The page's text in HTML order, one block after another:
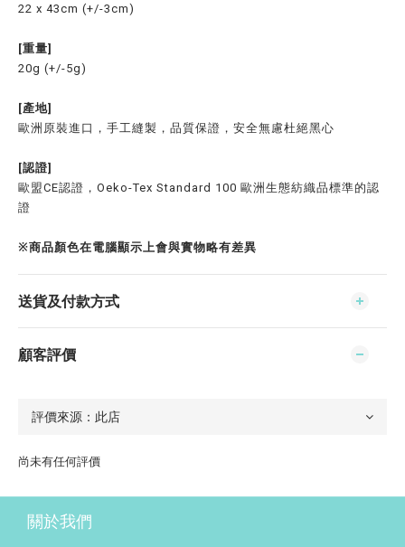
22 x 43cm (+/-3cm)
[重量]
20g (+/-5g)
[產地]
歐洲原裝進口，手工縫製，品質保證，安全無慮杜絕黑心
[認證]
歐盟CE認證，Oeko-Tex Standard 100 歐洲生態紡織品標準的認
證
※商品顏色在電腦顯示上會與實物略有差異
送貨及付款方式
顧客評價
尚未有任何評價
關於我們